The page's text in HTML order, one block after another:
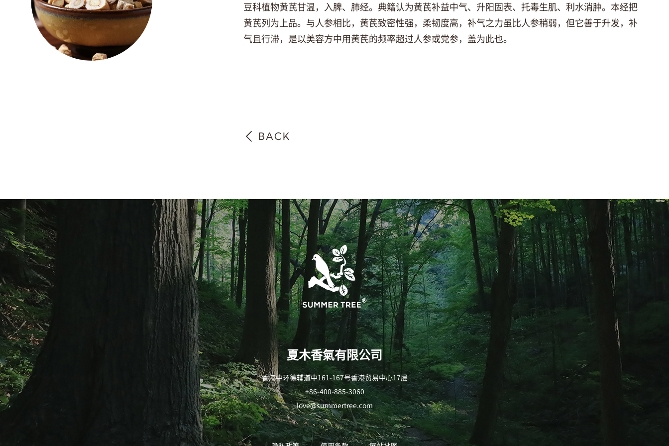
豆科植物黄芪甘温，入脾、肺经。典籍认为黄芪补益中气、升阳固表、托毒生肌、利水消肿。本经把
黄芪列为上品。与人参相比，黄芪致密性强，柔韧度高，补气之力虽比人参稍弱，但它善于升发，补
气且行滞，是以美容方中用黄芪的频率超过人参或党参，盖为此也。
BACK
夏木香氣有限公司
香港中环德辅道中161-167号香港贸易中心17层
+86-400-885-3060
love@summertree.com